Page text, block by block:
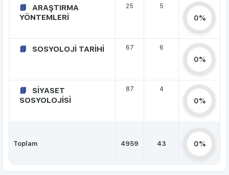
ARAŞTIRMA
YÖNTEMLERİ
25 5
0%
SOSYOLOJİ TARİHİ 67 6
0%
SİYASET
SOSYOLOJİSİ
87 4
0%
Toplam 4959 43 0%